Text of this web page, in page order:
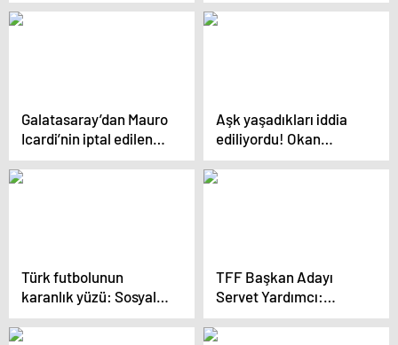
Galatasaray’dan Mauro
Icardi’nin iptal edilen
golüne olay tepki
Aşk yaşadıkları iddia
ediliyordu! Okan
Buruk, Hadise ile ilgili
soruyu yanıtsız bıraktı
Türk futbolunun
karanlık yüzü: Sosyal
medya, ekonomik kriz,
siyaset ve artan şiddet
TFF Başkan Adayı
Servet Yardımcı:
“Paraşütle inen biri
değilim”